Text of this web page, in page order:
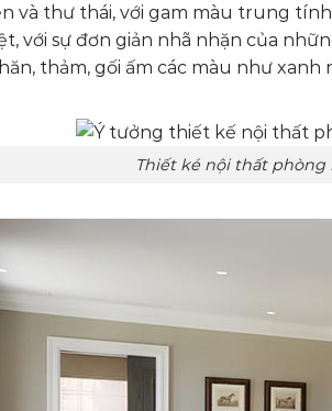
và thư thái, với gam màu trung
với sự đơn giản nhã nhặn của
thảm, gối ấm các màu như
nội thất phòng ngủ với